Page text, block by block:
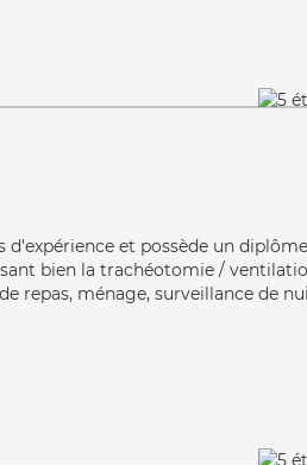
d'expérience et possède un diplôme
bien la trachéotomie /
repas, ménage, surveillance de